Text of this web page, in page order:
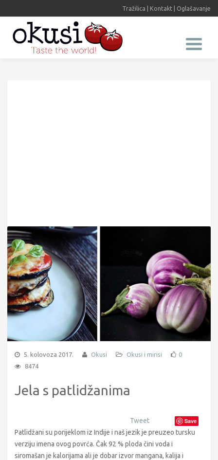
Tražilica Kontakt Oglašavanje
5. kolovoza 2017. Okusi Okusi i mirisi
0
8474
Jela s patlidžanima
Tweet Save
Patlidžani su porijeklom iz Indije i naš jezik je preuzeo tursku
verziju imena ovog povrća. Čak 92 % ploda čini voda i
siromašan je kalorijama ali je dobar izvor mangana, kalija i